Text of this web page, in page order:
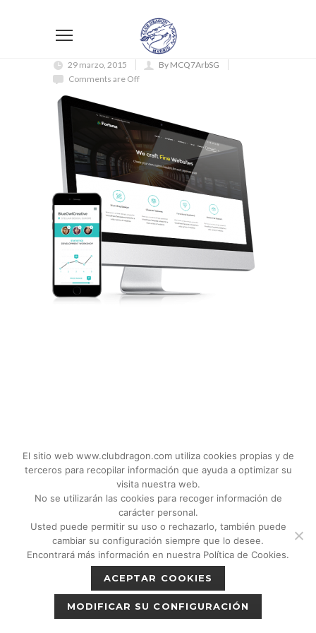
29 marzo, 2015
By MCQ7ArbSG
Comments are Off
© 2018 - 2026 CLUB DRAGON MADRID |
C/Don Quijote, 5 Semisotano. Madrid (28020)
Política de privacidad|Política de cookies
El sitio web www.clubdragon.com utiliza cookies propias y de
terceros para recopilar información que ayuda a optimizar su
visita nuestra web.
No se utilizarán las cookies para recoger información de
carácter personal.
Usted puede permitir su uso o rechazarlo, también puede
cambiar su configuración siempre que lo desee.
Encontrará más información en nuestra Política de Cookies.
ACEPTAR COOKIES
MODIFICAR SU CONFIGURACIÓN